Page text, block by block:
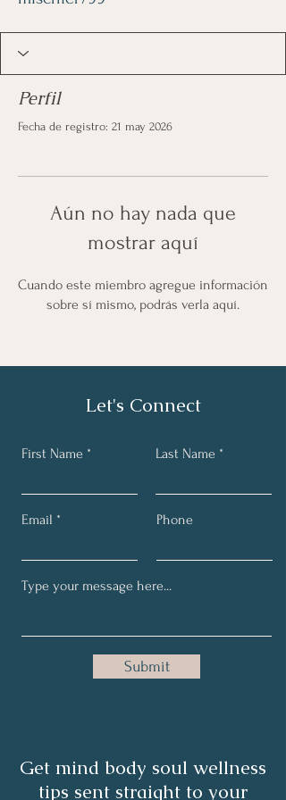
Perfil
Fecha de registro: 21 may 2026
Aún no hay nada que
mostrar aquí
Cuando este miembro agregue información
sobre sí mismo, podrás verla aquí.
Let's Connect
First Name Last Name
Email Phone
Submit
Get mind body soul wellness
tips sent straight to your